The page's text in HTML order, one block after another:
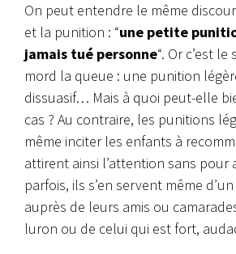
On peut entendre le même
et la punition : “une petite
jamais tué personne“. Or c’est
mord la queue : une punition
dissuasif… Mais à quoi peut-elle
cas ? Au contraire, les punitions
même inciter les enfants à
attirent ainsi l’attention sans pour
parfois, ils s’en servent même d’un
auprès de leurs amis ou
luron ou de celui qui est fort,